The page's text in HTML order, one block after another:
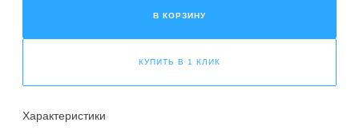
В КОРЗИНУ
КУПИТЬ В 1 КЛИК
Характеристики